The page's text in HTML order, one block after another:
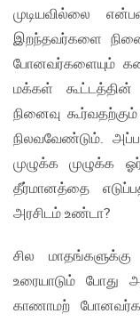
முடியவில்லை
இறந்தவர்களை
போனவர்களையும்
மக்கள் கூட்டத்தின்
நினைவு
நிலவவேண்டும்.
முழுக்க முழுக்க
தீர்மானத்தை
அரசிடம் உண்டா?
சில
உரையாடும் போது
காணாமற்